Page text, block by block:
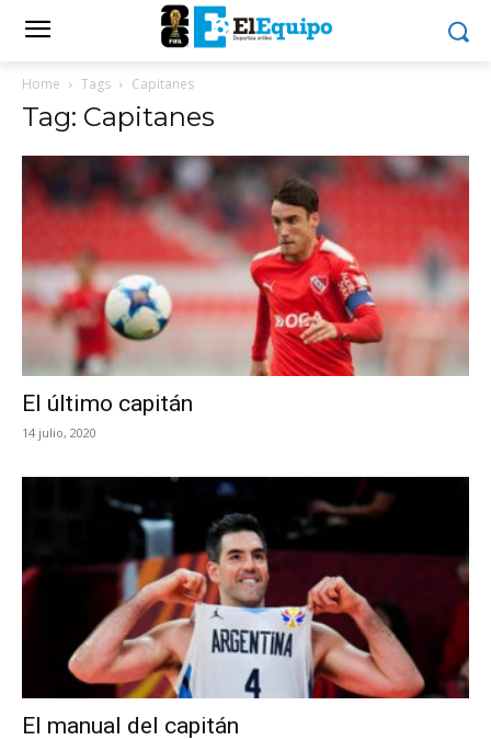
Home Tags Capitanes
Tag: Capitanes
El último capitán
14 julio, 2020
El manual del capitán